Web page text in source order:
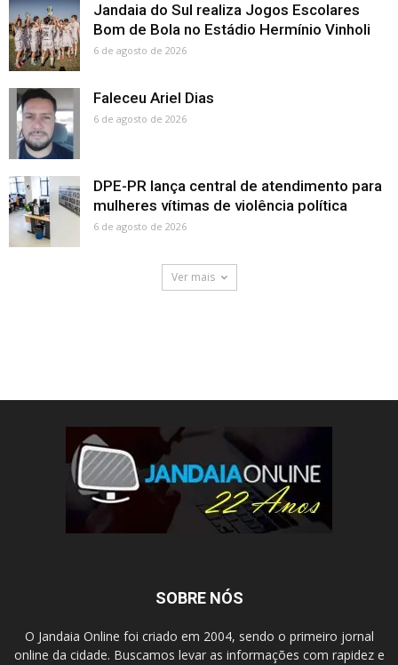
Jandaia do Sul realiza Jogos Escolares
Bom de Bola no Estádio Hermínio Vinholi
6 de agosto de 2026
Faleceu Ariel Dias
6 de agosto de 2026
DPE-PR lança central de atendimento para
mulheres vítimas de violência política
6 de agosto de 2026
Ver mais
SOBRE NÓS
O Jandaia Online foi criado em 2004, sendo o primeiro jornal
online da cidade. Buscamos levar as informações com rapidez e